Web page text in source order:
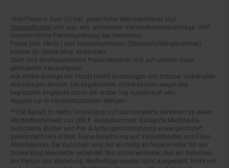
Fußnoten
Versandkosten und zzgl. evtl. anfallender Versandkostenzuschläge. UVP:
Unverbindliche Preisempfehlung des Herstellers.
Preise (inkl. MwSt.) und Verkaufseinheiten (Stückzahl/Mengeneinheit)
können im Online-Shop abweichen.
Statt- und durchgestrichene Preise beziehen sich auf unseren zuvor
geforderten Verkaufspreis.
Alle Artikel solange der Vorrat reicht! Änderungen und Irrtümer vorbehalten.
Abbildungen ähnlich. Die abgebildeten Artikel können wegen des
begrenzten Angebots schon am ersten Tag ausverkauft sein.
Abgabe nur in haushaltsüblichen Mengen!
Mindestbestellwert von 200 €. Ausgenommen: Kategorie Multimedia,
Gutscheine, Bücher und Pre- & Anfangsmilchnahrung sowie gesondert
gekennzeichnete Artikel. Keine Anrechnung auf Versandkosten und Filial-
Abholservices. Der Gutschein wird nur einmalig an Neuanmelder für den
Online-Shop-Newsletter versendet. Nur online einlösbar. Nur ein Gutschein
pro Person und Bestellung. Restbeträge werden nicht ausgezahlt. Nicht mit
anderen Aktionsvorteilen (PAYBACK oder sonstige Shop-Aktionen)